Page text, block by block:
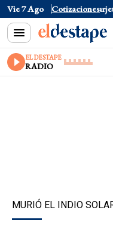
Vie 7 Ago Cotizaciones
$1520 Dólar Tarjeta
EL DESTAPE
RADIO
MURIÓ EL INDIO